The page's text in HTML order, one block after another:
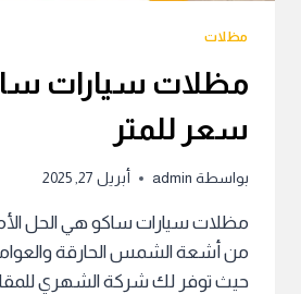
مظلات
مظلات سيارات
سعر للمتر
بواسطة admin أبريل 27, 2025
مظلات سيارات ساكو هي الحل
من أشعة الشمس الحارقة والعوامل
حيث توفر لك شركة الشهري